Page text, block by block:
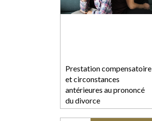
Prestation compensatoire
et circonstances
antérieures au prononcé
du divorce